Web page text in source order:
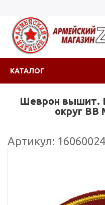
КАТАЛОГ
Шеврон вышит.
округ ВВ
Артикул: